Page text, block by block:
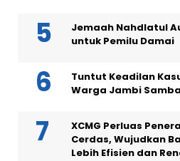
Jemaah Nahdlatul
untuk Pemilu Damai
Tuntut Keadilan
Warga Jambi
XCMG Perluas
Cerdas, Wujudkan
Lebih Efisien dan